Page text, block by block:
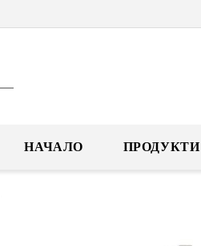
НАЧАЛО ПРОДУКТИ